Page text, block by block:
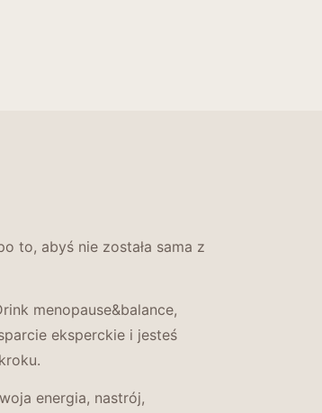
to, abyś nie została sama z
menopause&balance,
eksperckie i jesteś
energia, nastrój,